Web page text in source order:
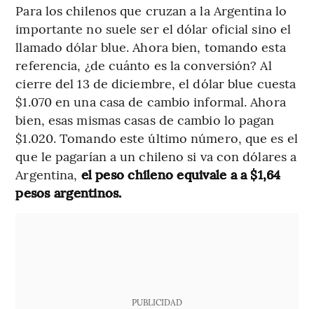
Para los chilenos que cruzan a la Argentina lo
importante no suele ser el dólar oficial sino el
llamado dólar blue. Ahora bien, tomando esta
referencia, ¿de cuánto es la conversión? Al
cierre del 13 de diciembre, el dólar blue cuesta
$1.070 en una casa de cambio informal. Ahora
bien, esas mismas casas de cambio lo pagan
$1.020. Tomando este último número, que es el
que le pagarían a un chileno si va con dólares a
Argentina, el peso chileno equivale a a $1,64
pesos argentinos.
PUBLICIDAD